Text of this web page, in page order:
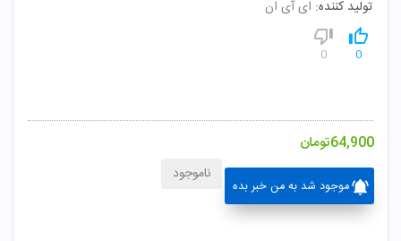
تولید کننده: ای آی ان
0
0
64,900تومان
موجود شد به من خبر بده
ناموجود